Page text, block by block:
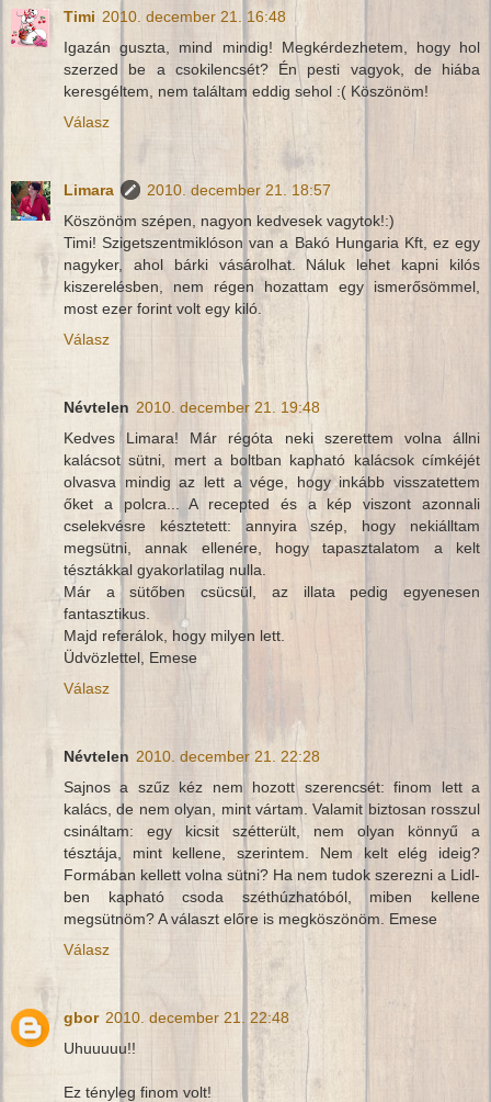
Timi 2010. december 21. 16:48
Igazán guszta, mind mindig! Megkérdezhetem, hogy hol
szerzed be a csokilencsét? Én pesti vagyok, de hiába
keresgéltem, nem találtam eddig sehol :( Köszönöm!
Válasz
Limara
2010. december 21. 18:57
Köszönöm szépen, nagyon kedvesek vagytok!:)
Timi! Szigetszentmiklóson van a Bakó Hungaria Kft, ez egy
nagyker, ahol bárki vásárolhat. Náluk lehet kapni kilós
kiszerelésben, nem régen hozattam egy ismerősömmel,
most ezer forint volt egy kiló.
Válasz
Névtelen 2010. december 21. 19:48
Kedves Limara! Már régóta neki szerettem volna állni
kalácsot sütni, mert a boltban kapható kalácsok címkéjét
olvasva mindig az lett a vége, hogy inkább visszatettem
őket a polcra... A recepted és a kép viszont azonnali
cselekvésre késztetett: annyira szép, hogy nekiálltam
megsütni, annak ellenére, hogy tapasztalatom a kelt
tésztákkal gyakorlatilag nulla.
Már a sütőben csücsül, az illata pedig egyenesen
fantasztikus.
Majd referálok, hogy milyen lett.
Üdvözlettel, Emese
Válasz
Névtelen 2010. december 21. 22:28
Sajnos a szűz kéz nem hozott szerencsét: finom lett a
kalács, de nem olyan, mint vártam. Valamit biztosan rosszul
csináltam: egy kicsit szétterült, nem olyan könnyű a
tésztája, mint kellene, szerintem. Nem kelt elég ideig?
Formában kellett volna sütni? Ha nem tudok szerezni a Lidl-
ben kapható csoda széthúzhatóból, miben kellene
megsütnöm? A választ előre is megköszönöm. Emese
Válasz
gbor 2010. december 21. 22:48
Uhuuuuu!!
Ez tényleg finom volt!